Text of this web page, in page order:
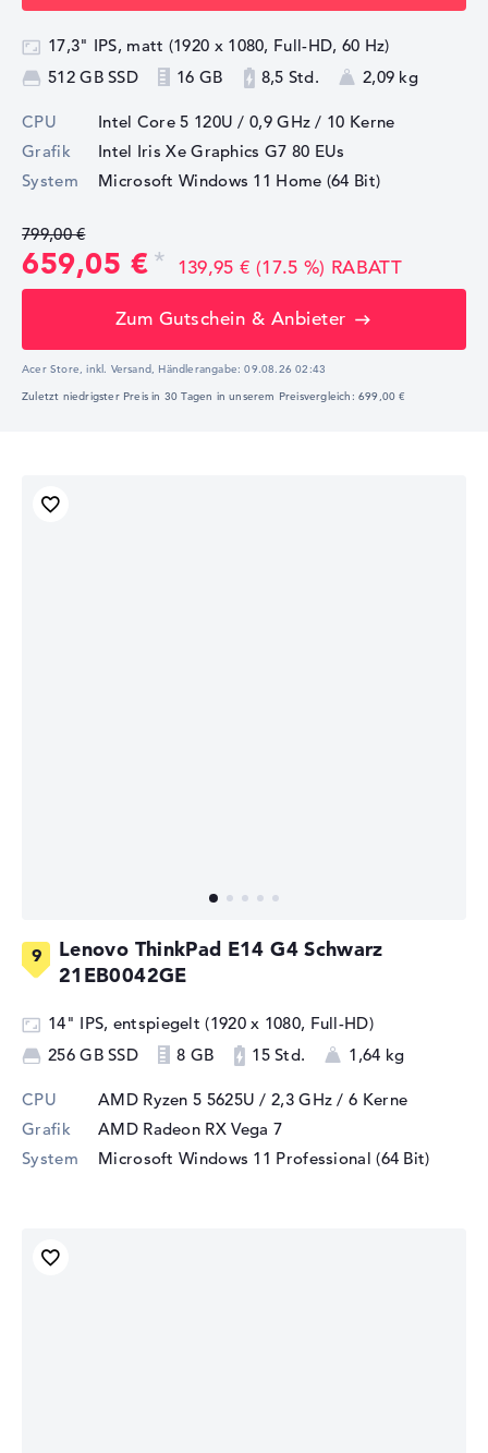
17,3" IPS, matt (1920 x 1080, Full-HD, 60 Hz)
512 GB SSD
16 GB 8,5 Std. 2,09 kg
CPU Intel Core 5 120U / 0,9 GHz / 10 Kerne
Grafik
Intel Iris Xe Graphics G7 80 EUs
System
Microsoft Windows 11 Home (64 Bit)
799,00 €
659,05 € 139,95 € (17.5 %) RABATT
Zum Gutschein & Anbieter
Acer Store, inkl. Versand, Händlerangabe:09.08.26 02:43
Zuletzt niedrigster Preis in 30 Tagen in unserem Preisvergleich: 699,00 €
Lenovo ThinkPad E14 G4 Schwarz
21EB0042GE
14" IPS, entspiegelt (1920 x 1080, Full-HD)
256 GB SSD
8 GB 15 Std. 1,64 kg
CPU AMD Ryzen 5 5625U / 2,3 GHz / 6 Kerne
Grafik
AMD Radeon RX Vega 7
System
Microsoft Windows 11 Professional (64 Bit)